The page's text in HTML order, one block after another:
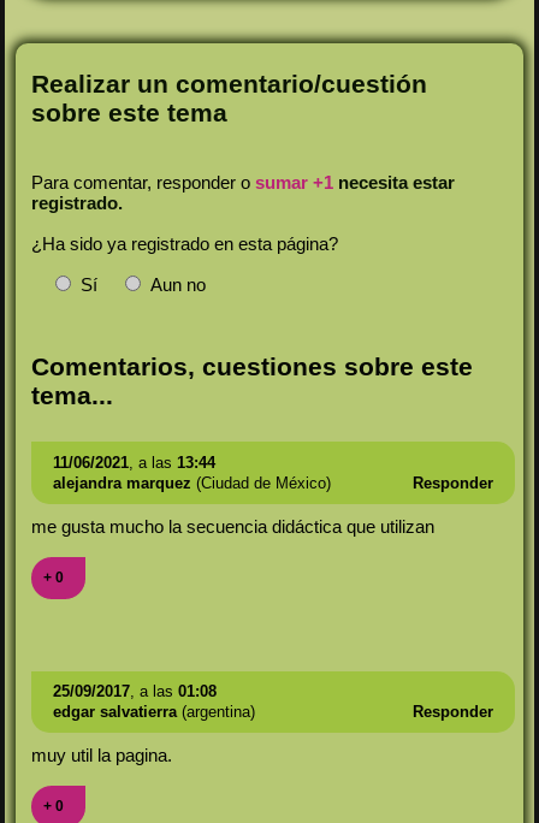
Realizar un comentario/cuestión
sobre este tema
Para comentar, responder osumar +1 necesita estar
registrado.
¿Ha sido ya registrado en esta página?
Sí
Aun no
Comentarios, cuestiones sobre este
tema...
11/06/2021, a las 13:44
alejandra marquez (Ciudad de México) Responder
me gusta mucho la secuencia didáctica que utilizan
+ 0
25/09/2017, a las 01:08
edgar salvatierra(argentina) Responder
muy util la pagina.
+ 0